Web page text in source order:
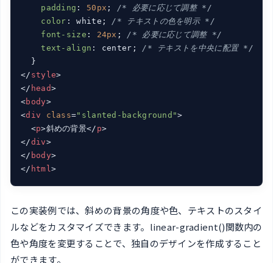
padding : 50px ; /* 必要に応じて調整 */
color : white; /* テキストの色を明示 */
font-size : 24px ; /* 必要に応じて調整 */
text-align : center; /* テキストを中央に配置 */
</ style>
</ head>
<body>
<div class="slanted-background">
<p>斜めの背景</ p>
</div>
</ body>
</ html>
この実装例では、斜めの背景の角度や色、テキストのスタイ
ルなどをカスタマイズできます。linear-gradient()関数内の
色や角度を変更することで、独自のデザインを作成すること
ができます。